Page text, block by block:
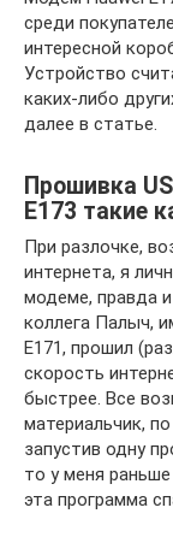
среди
интересной
Устройство
каких-либо
далее в статье.
Прошивка
E173 такие
При разлочке,
интернета, я
модеме, правда
коллега Палыч,
E171, прошил
скорость
быстрее. Все
материальчик,
запустив одну
то у меня
эта программа